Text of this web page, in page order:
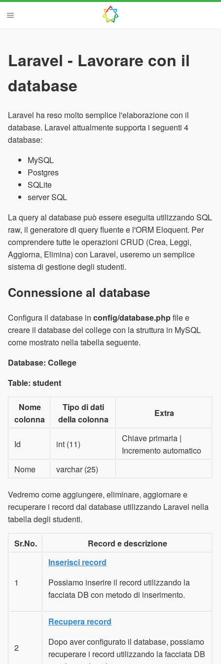
Laravel - Lavorare con il
database
Laravel ha reso molto semplice l'elaborazione con il
database. Laravel attualmente supporta i seguenti 4
database:
MySQL
Postgres
SQLite
server SQL
La query al database può essere eseguita utilizzando SQL
raw, il generatore di query fluente e l'ORM Eloquent. Per
comprendere tutte le operazioni CRUD (Crea, Leggi,
Aggiorna, Elimina) con Laravel, useremo un semplice
sistema di gestione degli studenti.
Connessione al database
Configura il database in config/database.phpfile e
creare il database del college con la struttura in MySQL
come mostrato nella tabella seguente.
Database: College
Table: student
Nome
colonna
Tipo di dati
della colonna
Extra
Id int (11)
Chiave primaria |
Incremento automatico
Nome
varchar (25)
Vedremo come aggiungere, eliminare, aggiornare e
recuperare i record dal database utilizzando Laravel nella
tabella degli studenti.
Sr.No. Record e descrizione
1
Inserisci record
Possiamo inserire il record utilizzando la
facciata DB con metodo di inserimento.
2
Recupera record
Dopo aver configurato il database, possiamo
recuperare i record utilizzando la facciata DB